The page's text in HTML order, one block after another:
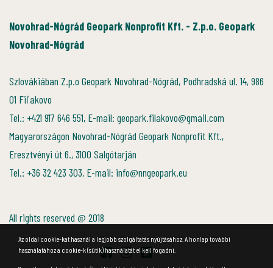
Novohrad-Nógrád Geopark Nonprofit Kft. - Z.p.o. Geopark
Novohrad-Nógrád
Szlovákiában Z.p.o Geopark Novohrad-Nógrád, Podhradská ul. 14, 986
01 Fiľakovo
Tel.: +421 917 646 551, E-mail: geopark.filakovo@gmail.com
Magyarországon Novohrad-Nógrád Geopark Nonprofit Kft.,
Eresztvényi út 6., 3100 Salgótarján
Tel.: +36 32 423 303, E-mail: info@nngeopark.eu
All rights reserved @ 2018
Az oldal cookie-kat használ a legjobb szolgáltatás nyújtásához. A honlap további
használatához a cookie-k (sütik) használatát el kell fogadni.